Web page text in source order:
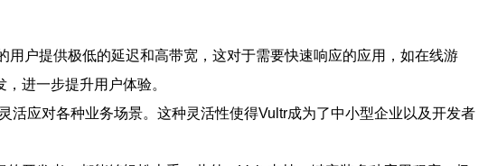
户提供极低的延迟和高带宽，这对于需要快速响应的应用，如在线游
进一步提升用户体验。
应对各种业务场景。这种灵活性使得Vultr成为了中小型企业以及开发者